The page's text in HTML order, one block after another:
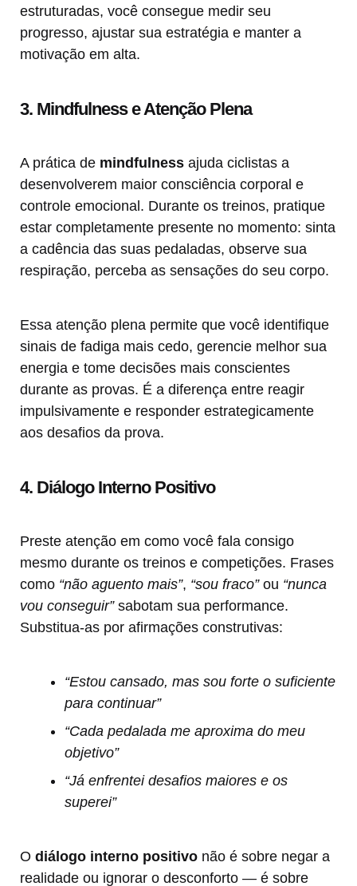
estruturadas, você consegue medir seu
progresso, ajustar sua estratégia e manter a
motivação em alta.
3. Mindfulness e Atenção Plena
A prática de mindfulness ajuda ciclistas a
desenvolverem maior consciência corporal e
controle emocional. Durante os treinos, pratique
estar completamente presente no momento: sinta
a cadência das suas pedaladas, observe sua
respiração, perceba as sensações do seu corpo.
Essa atenção plena permite que você identifique
sinais de fadiga mais cedo, gerencie melhor sua
energia e tome decisões mais conscientes
durante as provas. É a diferença entre reagir
impulsivamente e responder estrategicamente
aos desafios da prova.
4. Diálogo Interno Positivo
Preste atenção em como você fala consigo
mesmo durante os treinos e competições. Frases
como “não aguento mais”, “sou fraco”ou “nunca
vou conseguir”sabotam sua performance.
Substitua-as por afirmações construtivas:
“Estou cansado, mas sou forte o suficiente
para continuar”
“Cada pedalada me aproxima do meu
objetivo”
“Já enfrentei desafios maiores e os
superei”
O diálogo interno positivo não é sobre negar a
realidade ou ignorar o desconforto — é sobre